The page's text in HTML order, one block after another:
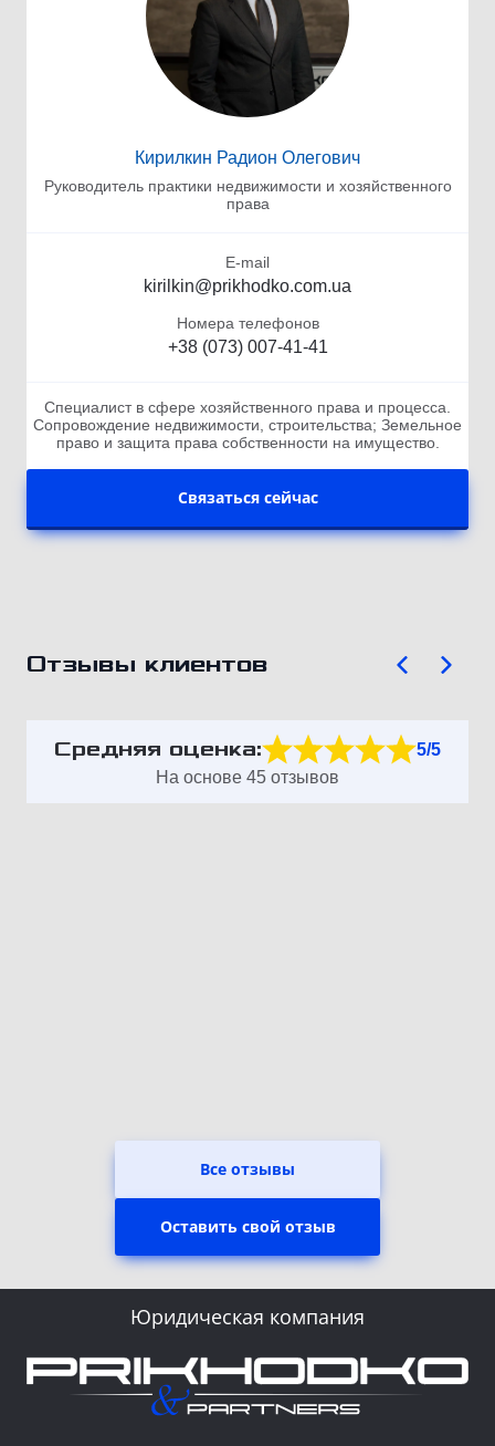
Кирилкин Радион Олегович
Руководитель практики недвижимости и хозяйственного
права
E-mail
kirilkin@prikhodko.com.ua
Номера телефонов
+38 (073) 007-41-41
Специалист в сфере хозяйственного права и процесса.
Сопровождение недвижимости, строительства; Земельное
право и защита права собственности на имущество.
Связаться сейчас
Отзывы клиентов
Средняя оценка:
5/5
На основе 45 отзывов
Все отзывы
Оставить свой отзыв
Юридическая компания